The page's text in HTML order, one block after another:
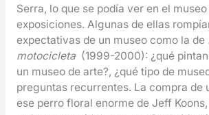
Serra, lo que se podía ver en el
exposiciones. Algunas de ellas
expectativas de un museo como la de
motocicleta(1999-2000): ¿qué pintan
un museo de arte?, ¿qué tipo de
preguntas recurrentes. La compra de
ese perro floral enorme de Jeff Koons,